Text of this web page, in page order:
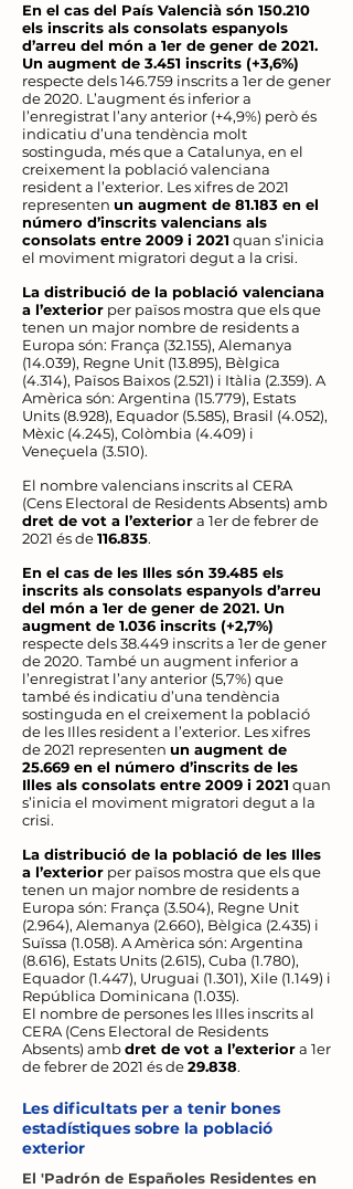
En el cas del País Valencià són 150.210
els inscrits als consolats espanyols
d’arreu del món a 1er de gener de 2021.
Un augment de 3.451 inscrits (+3,6%)
respecte dels 146.759 inscrits a 1er de gener
de 2020. L’augment és inferior a
l’enregistrat l’any anterior (+4,9%) però és
indicatiu d’una tendència molt
sostinguda, més que a Catalunya, en el
creixement la població valenciana
resident a l’exterior. Les xifres de 2021
representen un augment de 81.183 en el
número d’inscrits valencians als
consolats entre 2009 i 2021 quan s’inicia
el moviment migratori degut a la crisi.
La distribució de la població valenciana
a l’exterior per països mostra que els que
tenen un major nombre de residents a
Europa són: França (32.155), Alemanya
(14.039), Regne Unit (13.895), Bèlgica
(4.314), Països Baixos (2.521) i Itàlia (2.359). A
Amèrica són: Argentina (15.779), Estats
Units (8.928), Equador (5.585), Brasil (4.052),
Mèxic (4.245), Colòmbia (4.409) i
Veneçuela (3.510).
El nombre valencians inscrits al CERA
(Cens Electoral de Residents Absents) amb
dret de vot a l’exteriora 1er de febrer de
2021 és de116.835.
En el cas de les Illes són 39.485 els
inscrits als consolats espanyols d’arreu
del món a 1er de gener de 2021. Un
augment de 1.036 inscrits (+2,7%)
respecte dels 38.449 inscrits a 1er de gener
de 2020. També un augment inferior a
l’enregistrat l’any anterior (5,7%) que
també és indicatiu d’una tendència
sostinguda en el creixement la població
de les Illes resident a l’exterior. Les xifres
de 2021 representen un augment de
25.669 en el número d’inscrits de les
Illes als consolats entre 2009 i 2021 quan
s’inicia el moviment migratori degut a la
crisi.
La distribució de la població de les Illes
a l’exterior per països mostra que els que
tenen un major nombre de residents a
Europa són: França (3.504), Regne Unit
(2.964), Alemanya (2.660), Bèlgica (2.435) i
Suïssa (1.058). A Amèrica són: Argentina
(8.616), Estats Units (2.615), Cuba (1.780),
Equador (1.447), Uruguai (1.301), Xile (1.149) i
República Dominicana (1.035).
El nombre de persones les Illes inscrits al
CERA (Cens Electoral de Residents
Absents) ambdret de vot a l’exteriora 1er
de febrer de 2021 és de29.838.
Les dificultats per a tenir bones
estadístiques sobre la població
exterior
El 'Padrón de Españoles Residentes en